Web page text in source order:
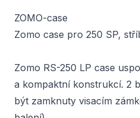
ZOMO-case
Zomo case pro 250 SP,
Zomo RS-250 LP case
a kompaktní konstrukcí. 2
být zamknuty visacím